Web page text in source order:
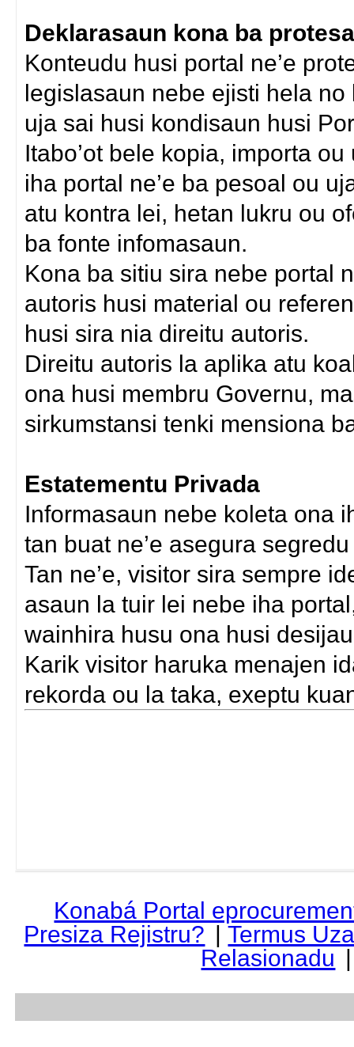
Deklarasaun kona ba
Konteudu husi portal ne’e
legislasaun nebe ejisti hela
uja sai husi kondisaun husi
Itabo’ot bele kopia, importa
iha portal ne’e ba pesoal ou
atu kontra lei, hetan lukru ou
ba fonte infomasaun.
Kona ba sitiu sira nebe portal
autoris husi material ou
husi sira nia direitu autoris.
Direitu autoris la aplika atu
ona husi membru Governu,
sirkumstansi tenki mensiona
Estatementu Privada
Informasaun nebe koleta ona
tan buat ne’e asegura
Tan ne’e, visitor sira sempre
asaun la tuir lei nebe iha
wainhira husu ona husi
Karik visitor haruka menajen
rekorda ou la taka, exeptu
Konabá Portal
Presiza Rejistru? |Termus
Relasionadu